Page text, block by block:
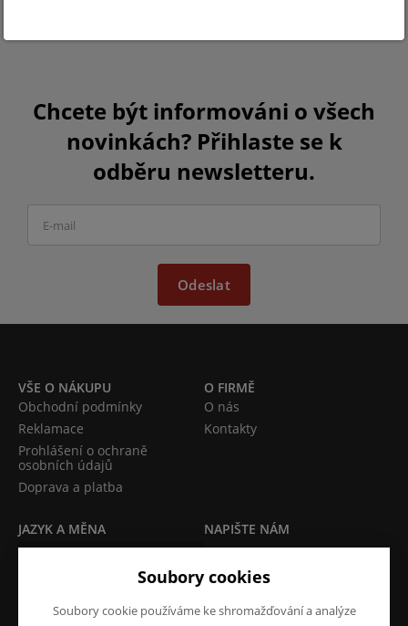
Chcete být informováni o všech
novinkách? Přihlaste se k
odběru newsletteru.
Odeslat
VŠE O NÁKUPU
Obchodní podmínky
Reklamace
Prohlášení o ochraně
osobních údajů
Doprava a platba
O FIRMĚ
O nás
Kontakty
JAZYK A MĚNA
NAPIŠTE NÁM
Chcete nám něco sdělit o
našich produktech nebo e-
Soubory cookies
Soubory cookie používáme ke shromažďování a analýze